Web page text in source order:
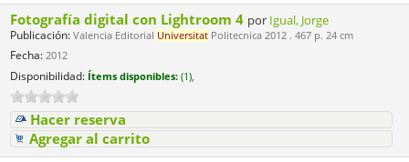
Fotografía digital con Lightroom 4 por Igual, Jorge
Publicación: Valencia Editorial Universitat Politecnica 2012 . 467 p. 24 cm
Fecha: 2012
Disponibilidad: Ítems disponibles: (1),
Hacer reserva
Agregar al carrito